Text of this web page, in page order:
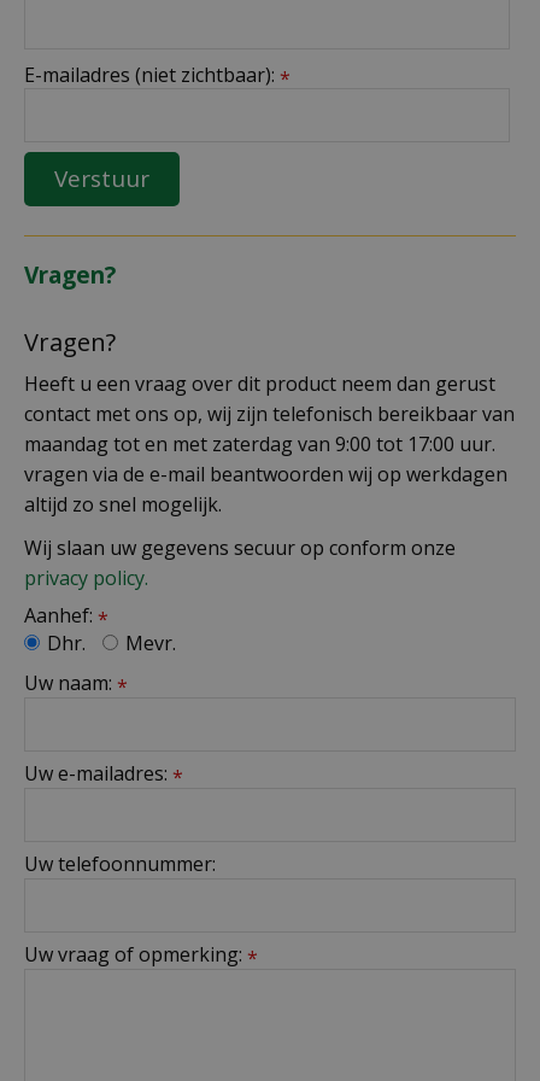
E-mailadres (niet zichtbaar): *
Vragen?
Vragen?
Heeft u een vraag over dit product neem dan gerust
contact met ons op, wij zijn telefonisch bereikbaar van
maandag tot en met zaterdag van 9:00 tot 17:00 uur.
vragen via de e-mail beantwoorden wij op werkdagen
altijd zo snel mogelijk.
Wij slaan uw gegevens secuur op conform onze
privacy policy.
Aanhef: *
Dhr.
Mevr.
Uw naam: *
Uw e-mailadres: *
Uw telefoonnummer:
Uw vraag of opmerking: *